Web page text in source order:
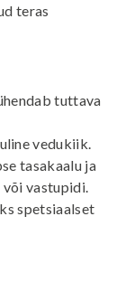
teras
tuttava
vedukiik.
tasakaalu ja
vastupidi.
spetsiaalset